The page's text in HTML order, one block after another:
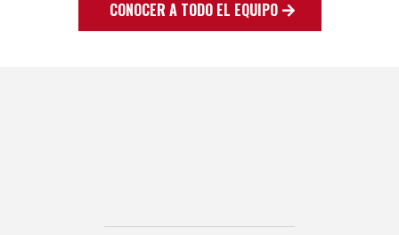
CONOCER A TODO EL EQUIPO